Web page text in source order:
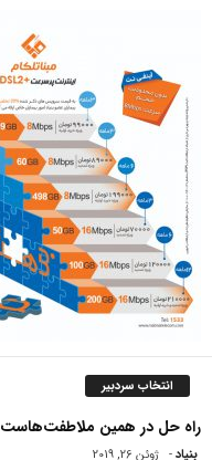
انتخاب سردبیر
راه حل در همین ملاطفت‌هاست
بنیاد- ژوئن 26, 2019